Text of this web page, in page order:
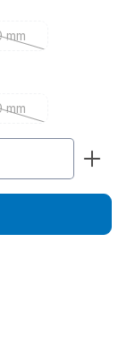
nicht verfügbar.)
mm
(Diese Option ist zurzeit
nicht verfügbar.)
mm
(Diese Option ist zurzeit
Wert